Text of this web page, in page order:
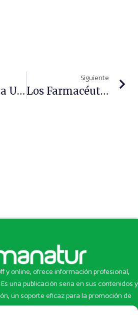
FSFE Realiza Un Segundo Envío De Ayuda Humanitaria A Ecuador
Siguiente
Los Farmacéuticos Se Suman A La Semana Europea De La Vacunación
y online, ofrece información profesional,
una publicación seria en sus contenidos y
un soporte eficaz para la promoción de